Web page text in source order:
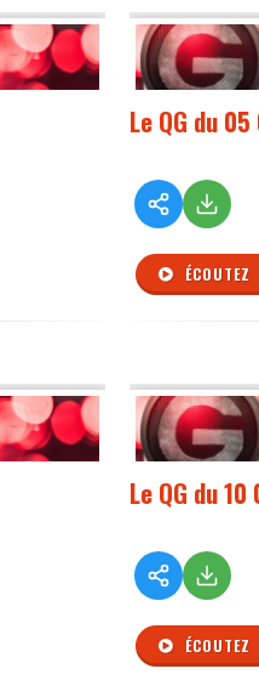
Le QG du
ÉCOUTEZ
Le QG du
ÉCOUTEZ